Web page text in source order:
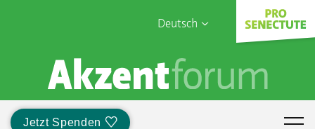
Deutsch
English
Français
Jetzt Spenden
Sophia Care